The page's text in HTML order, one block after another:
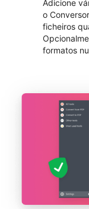
Adicione
o
ficheiros
formatos